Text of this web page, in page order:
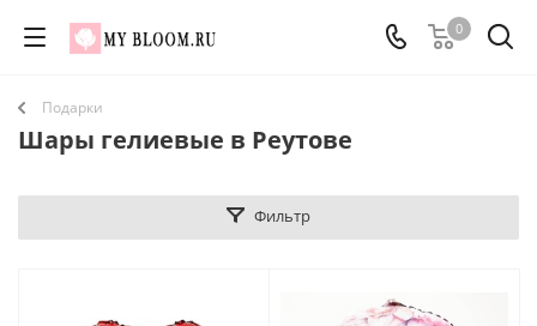
0
Подарки
Шары гелиевые в Реутове
Фильтр